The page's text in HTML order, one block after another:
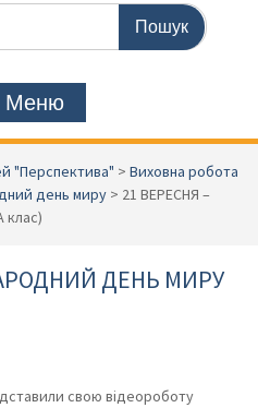
Меню
"Перспектива" > Виховна робота
день миру > 21 ВЕРЕСНЯ –
ДЕНЬ МИРУ
свою відеороботу